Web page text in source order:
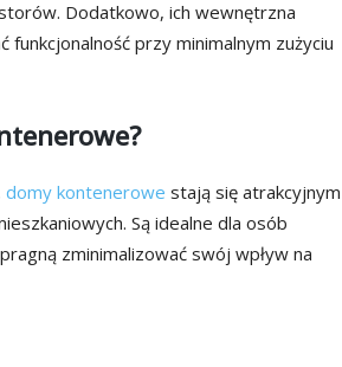
Dodatkowo, ich wewnętrzna
przy minimalnym zużyciu
domy kontenerowe stają się atrakcyjnym
Są idealne dla osób
zminimalizować swój wpływ na